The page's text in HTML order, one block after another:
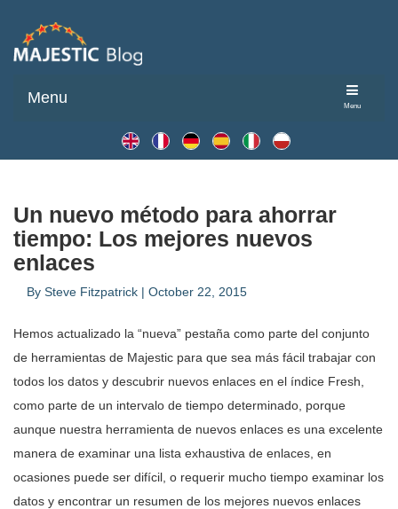
Menu
Menu
Un nuevo método para ahorrar
tiempo: Los mejores nuevos
enlaces
By Steve Fitzpatrick | October 22, 2015
Hemos actualizado la “nueva” pestaña como parte del conjunto
de herramientas de Majestic para que sea más fácil trabajar con
todos los datos y descubrir nuevos enlaces en el índice Fresh,
como parte de un intervalo de tiempo determinado, porque
aunque nuestra herramienta de nuevos enlaces es una excelente
manera de examinar una lista exhaustiva de enlaces, en
ocasiones puede ser difícil, o requerir mucho tiempo examinar los
datos y encontrar un resumen de los mejores nuevos enlaces